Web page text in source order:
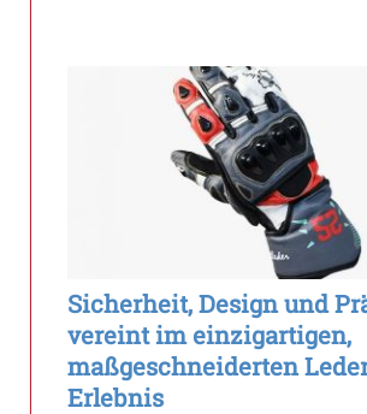
Sicherheit, Design und
vereint im einzigartigen,
maßgeschneiderten
Erlebnis